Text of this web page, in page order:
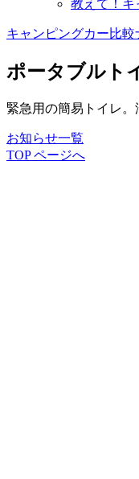
教えて！キ
キャンピングカー比較
ポータブルト
緊急用の簡易トイレ
お知らせ一覧
TOP ページへ